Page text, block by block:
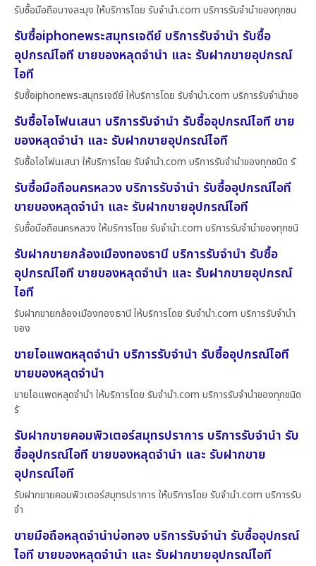
รับซื้อมือถือบางละมุง ให้บริการโดย รับจํานํา.com บริการรับจำนำของทุกชน
รับซื้อiphoneพระสมุทรเจดีย์ บริการรับจำนำ รับซื้อ
อุปกรณ์ไอที ขายของหลุดจำนำ และ รับฝากขายอุปกรณ์
ไอที
รับซื้อiphoneพระสมุทรเจดีย์ ให้บริการโดย รับจํานํา.com บริการรับจำนำขอ
รับซื้อไอโฟนเสนา บริการรับจำนำ รับซื้ออุปกรณ์ไอที ขาย
ของหลุดจำนำ และ รับฝากขายอุปกรณ์ไอที
รับซื้อไอโฟนเสนา ให้บริการโดย รับจํานํา.com บริการรับจำนำของทุกชนิด รั
รับซื้อมือถือนครหลวง บริการรับจำนำ รับซื้ออุปกรณ์ไอที
ขายของหลุดจำนำ และ รับฝากขายอุปกรณ์ไอที
รับซื้อมือถือนครหลวง ให้บริการโดย รับจํานํา.com บริการรับจำนำของทุกชนิ
รับฝากขายกล้องเมืองทองธานี บริการรับจำนำ รับซื้อ
อุปกรณ์ไอที ขายของหลุดจำนำ และ รับฝากขายอุปกรณ์
ไอที
รับฝากขายกล้องเมืองทองธานี ให้บริการโดย รับจํานํา.com บริการรับจำนำ
ของ
ขายไอแพดหลุดจำนำ บริการรับจำนำ รับซื้ออุปกรณ์ไอที
ขายของหลุดจำนำ
ขายไอแพดหลุดจำนำ ให้บริการโดย รับจํานํา.com บริการรับจำนำของทุกชนิด
รั
รับฝากขายคอมพิวเตอร์สมุทรปราการ บริการรับจำนำ รับ
ซื้ออุปกรณ์ไอที ขายของหลุดจำนำ และ รับฝากขาย
อุปกรณ์ไอที
รับฝากขายคอมพิวเตอร์สมุทรปราการ ให้บริการโดย รับจํานํา.com บริการรับ
จำ
ขายมือถือหลุดจำนำบ่อทอง บริการรับจำนำ รับซื้ออุปกรณ์
ไอที ขายของหลุดจำนำ และ รับฝากขายอุปกรณ์ไอที